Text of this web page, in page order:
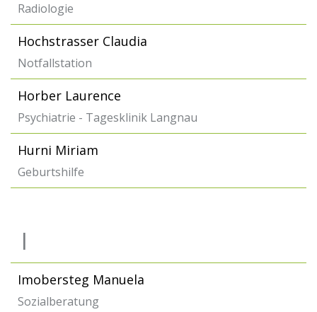
Radiologie
Hochstrasser Claudia
Notfallstation
Horber Laurence
Psychiatrie - Tagesklinik Langnau
Hurni Miriam
Geburtshilfe
I
Imobersteg Manuela
Sozialberatung